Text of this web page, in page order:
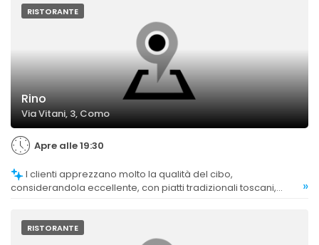
RISTORANTE
Rino
Via Vitani, 3, Como
Apre alle 19:30
considerandola eccellente, con piatti tradizionali toscani,
»
RISTORANTE